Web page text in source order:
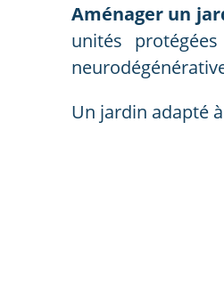
Aménager un
unités
Un jardin adapté